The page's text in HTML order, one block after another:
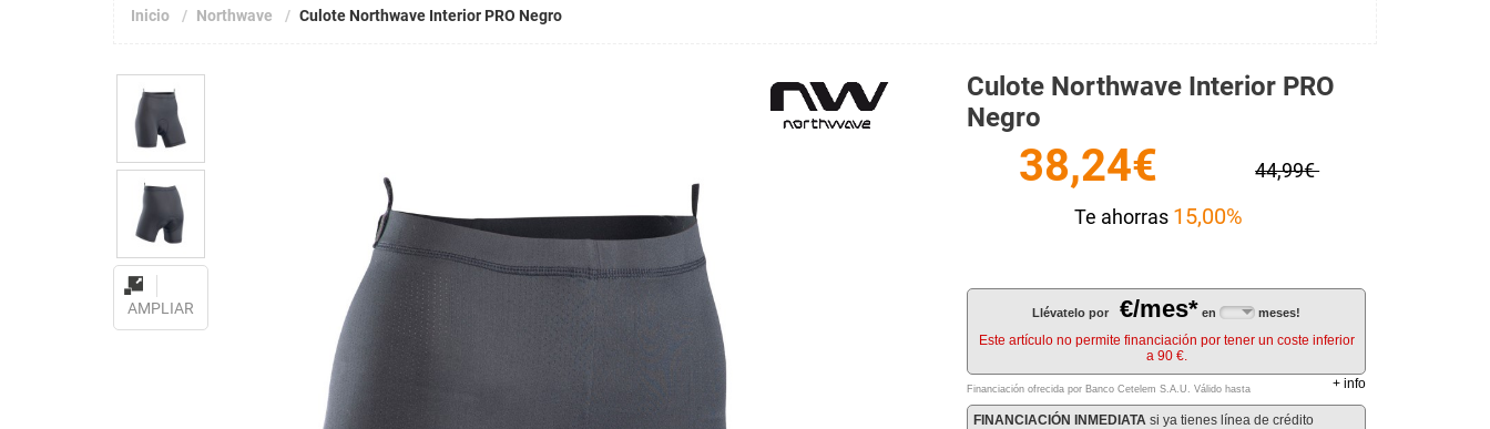
Inicio Northwave Culote Northwave Interior PRO Negro
AMPLIAR
Culote Northwave Interior PRO
Negro
38,24€
44,99€
Te ahorras 15,00%
Llévatelo por €/mes* en meses!
Este artículo no permite financiación por tener un coste inferior
a 90 €.
Financiación ofrecida por Banco Cetelem S.A.U. Válido hasta + info
FINANCIACIÓN INMEDIATA si ya tienes línea de crédito